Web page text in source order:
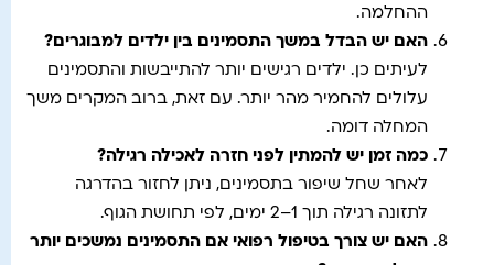
ההחלמה.
האם יש הבדל במשך התסמינים בין ילדים למבוגרים?
לעיתים כן. ילדים רגישים יותר להתייבשות והתסמינים
עלולים להחמיר מהר יותר. עם זאת, ברוב המקרים משך
המחלה דומה.
כמה זמן יש להמתין לפני חזרה לאכילה רגילה?
לאחר שחל שיפור בתסמינים, ניתן לחזור בהדרגה
לתזונה רגילה תוך 1–2 ימים, לפי תחושת הגוף.
האם יש צורך בטיפול רפואי אם התסמינים נמשכים יותר